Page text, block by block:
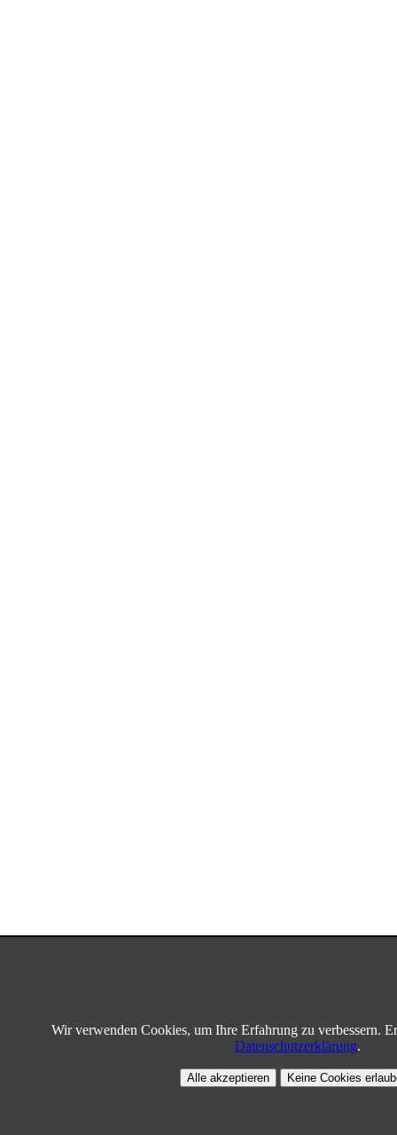
Wir verwenden Cookies, um Ihre Erfahrung zu verbessern.
Datenschutzerklärung.
Alle akzeptieren Keine Cookies